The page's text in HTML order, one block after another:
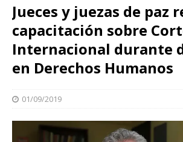
Jueces y juezas de paz
capacitación sobre
Internacional durante
en Derechos Humanos
01/09/2019